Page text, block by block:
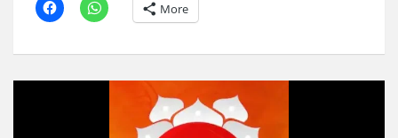
More